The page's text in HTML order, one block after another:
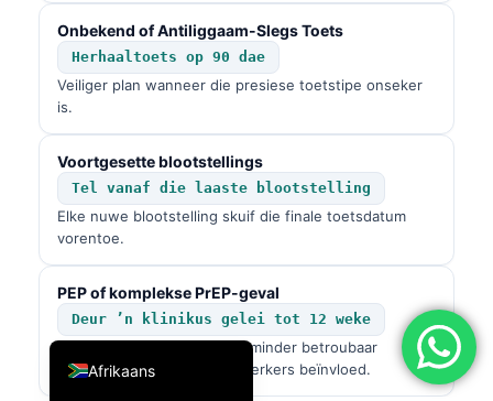
Onbekend of Antiliggaam-Slegs Toets
Herhaaltoets op 90 dae
Veiliger plan wanneer die presiese toetstipe onseker
is.
Voortgesette blootstellings
Tel vanaf die laaste blootstelling
Elke nuwe blootstelling skuif die finale toetsdatum
vorentoe.
PEP of komplekse PrEP-geval
Deur ’n klinikus gelei tot 12 weke
Eenvoudige kortpadreëls is minder betroubaar
wanneer medikasie vroeë merkers beïnvloed.
Afrikaans
English
Deutsch
العربية
Français
עִבְרִית
Italiano
Português
Ελληνικά
Türkçe